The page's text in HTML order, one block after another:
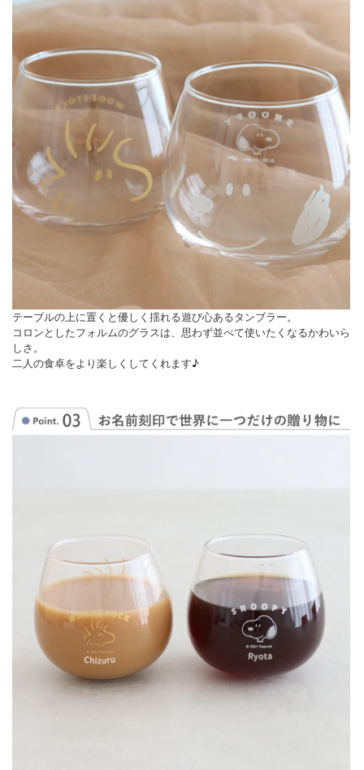
テーブルの上に置くと優しく揺れる遊び心あるタンブラー。
コロンとしたフォルムのグラスは、思わず並べて使いたくなるかわいら
しさ。
二人の食卓をより楽しくしてくれます♪